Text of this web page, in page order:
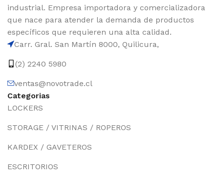
industrial. Empresa importadora y comercializadora
que nace para atender la demanda de productos
específicos que requieren una alta calidad.
Carr. Gral. San Martín 8000, Quilicura,
(2) 2240 5980
ventas@novotrade.cl
Categorias
LOCKERS
STORAGE / VITRINAS / ROPEROS
KARDEX / GAVETEROS
ESCRITORIOS